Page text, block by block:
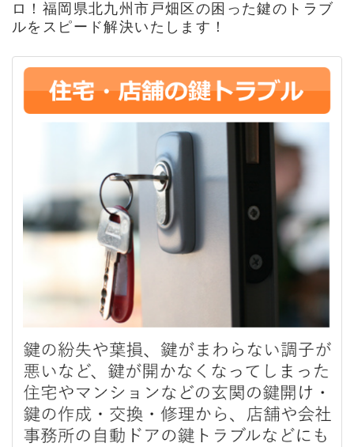
ロ！福岡県北九州市戸畑区の困った鍵のトラブ
ルをスピード解決いたします！